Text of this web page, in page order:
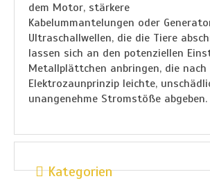
dem Motor, stärkere
Kabelummantelungen oder
Ultraschallwellen, die die Tiere
lassen sich an den potenziellen
Metallplättchen anbringen, die nach
Elektrozaunprinzip leichte,
unangenehme Stromstöße abgeben.
Kategorien